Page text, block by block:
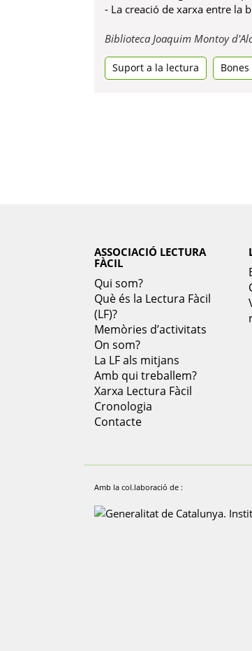
- La creació de xarxa entre la
Biblioteca Joaquim Montoy
Suport a la lectura
ASSOCIACIÓ LECTURA
FÀCIL
Qui som?
Què és la Lectura Fàcil
(LF)?
Memòries d’activitats
On som?
La LF als mitjans
Amb qui treballem?
Xarxa Lectura Fàcil
Cronologia
Contacte
Amb la col.laboració de :